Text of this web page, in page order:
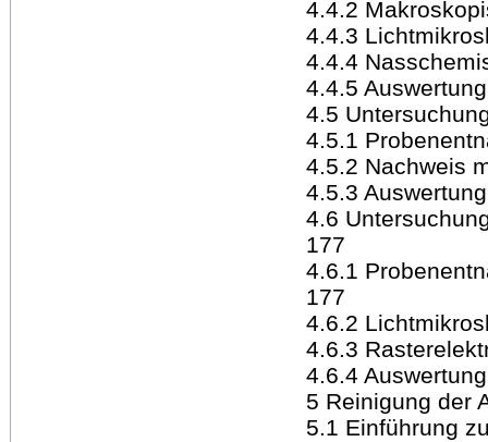
4.4.2
4.4.3
4.4.4
4.4.5
4.5
4.5.1
4.5.2 Nachweis
4.5.3
4.6
177
4.6.1
177
4.6.2
4.6.3
4.6.4
5 Reinigung der
5.1 Einführung